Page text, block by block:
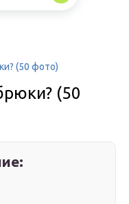
(50 фото)
(50